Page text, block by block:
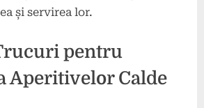
și servirea lor.
pentru
Aperitivelor Calde